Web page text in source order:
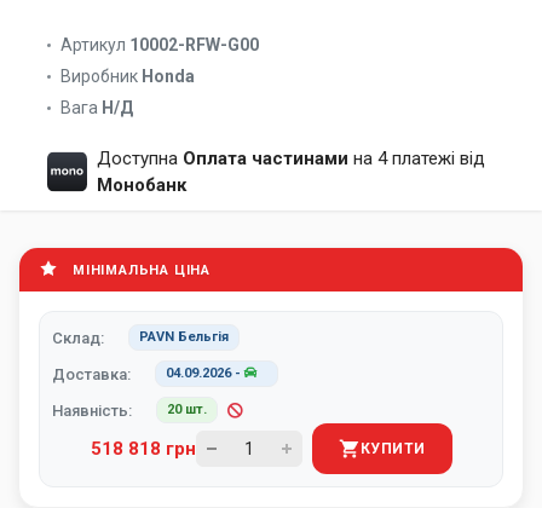
Артикул 10002-RFW-G00
Виробник Honda
Вага Н/Д
Доступна Оплата частинами на 4 платежі від
Монобанк
МІНІМАЛЬНА ЦІНА
Склад: PAVN Бельгія
Доставка: 04.09.2026-
Наявність: 20 шт.
518 818 грн КУПИТИ